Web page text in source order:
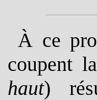
À ce
coupent
haut)